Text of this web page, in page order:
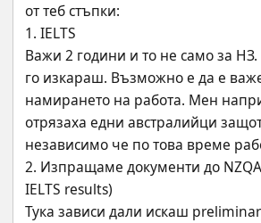
от теб стъпки:
1. IELTS
Важи 2 години и то не само за
го изкараш. Възможно е да е
намирането на работа. Мен
отрязаха едни австралийци
независимо че по това време
2. Изпращаме документи до
IELTS results)
Тука зависи дали искаш